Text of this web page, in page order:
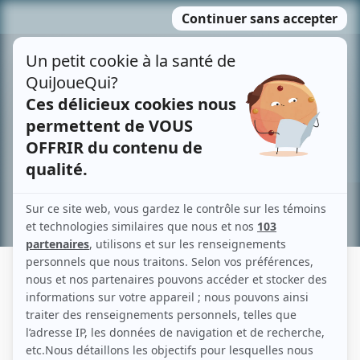
MENU
contenu
Recherche avancée »
MARIE-PIERRE GARIÉPY
Liens
Fiche de Marie-Pierre Gariépy sur Showbizz.net